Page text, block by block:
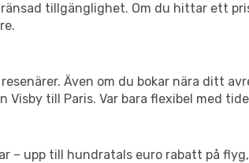
tillgänglighet. Om du hittar ett
Även om du bokar nära ditt
till Paris. Var bara flexibel med
– upp till hundratals euro rabatt på